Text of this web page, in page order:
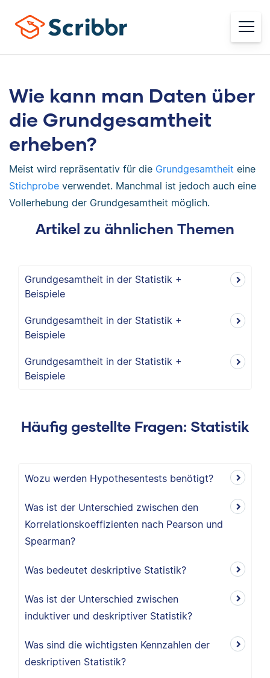
Wie kann man Daten über
die Grundgesamtheit
erheben?
Meist wird repräsentativ für die Grundgesamtheit eine
Stichprobe verwendet. Manchmal ist jedoch auch eine
Vollerhebung der Grundgesamtheit möglich.
Artikel zu ähnlichen Themen
Grundgesamtheit in der Statistik +
Beispiele
Grundgesamtheit in der Statistik +
Beispiele
Grundgesamtheit in der Statistik +
Beispiele
Häufig gestellte Fragen: Statistik
Wozu werden Hypothesentests benötigt?
Was ist der Unterschied zwischen den
Korrelationskoeffizienten nach Pearson und
Spearman?
Was bedeutet deskriptive Statistik?
Was ist der Unterschied zwischen
induktiver und deskriptiver Statistik?
Was sind die wichtigsten Kennzahlen der
deskriptiven Statistik?